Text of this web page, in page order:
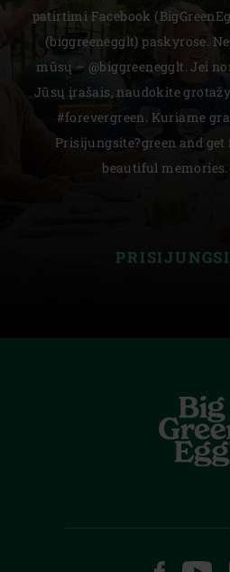
patirtimi Facebook
(biggreenegglt) paskyrose.
mūsų – @biggreenegglt. Jei
Jūsų įrašais, naudokite
#forevergreen. Kuriame
Prisijungsite?green and get
beautiful memories.